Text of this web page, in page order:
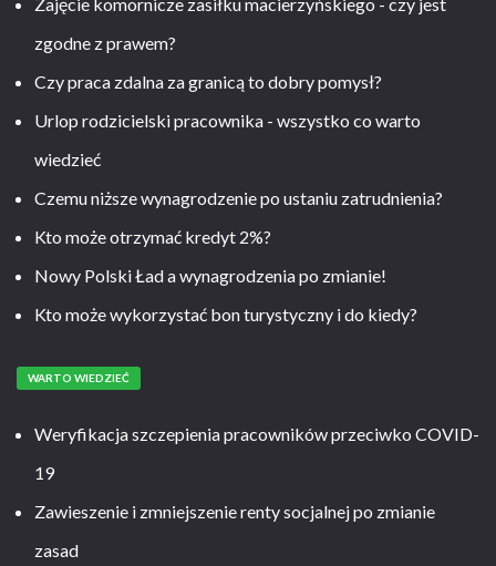
zgodne z prawem?
Czy praca zdalna za granicą to dobry pomysł?
Urlop rodzicielski pracownika - wszystko co warto
wiedzieć
Czemu niższe wynagrodzenie po ustaniu zatrudnienia?
Kto może otrzymać kredyt 2%?
Nowy Polski Ład a wynagrodzenia po zmianie!
Kto może wykorzystać bon turystyczny i do kiedy?
WARTO WIEDZIEĆ
Weryfikacja szczepienia pracowników przeciwko COVID-
19
Zawieszenie i zmniejszenie renty socjalnej po zmianie
zasad